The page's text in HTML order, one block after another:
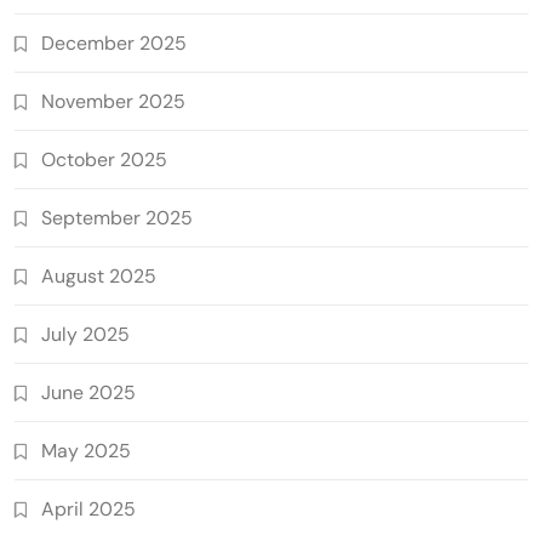
December 2025
November 2025
October 2025
September 2025
August 2025
July 2025
June 2025
May 2025
April 2025